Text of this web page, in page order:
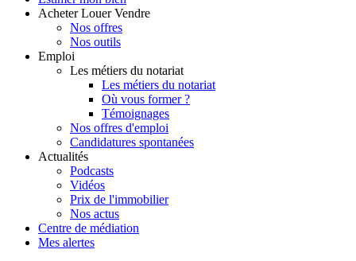
Acheter Louer Vendre
Nos offres
Nos outils
Emploi
Les métiers du notariat
Les métiers du notariat
Où vous former ?
Témoignages
Nos offres d'emploi
Candidatures spontanées
Actualités
Podcasts
Vidéos
Prix de l'immobilier
Nos actus
Centre de médiation
Mes alertes